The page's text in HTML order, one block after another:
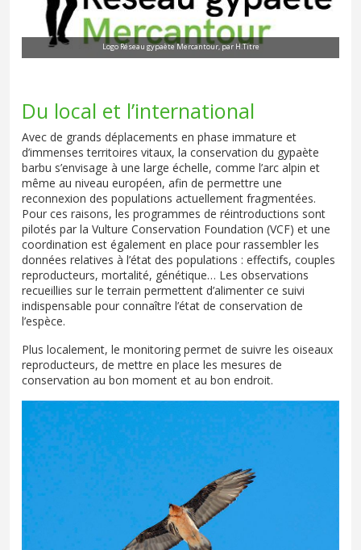
Logo Réseau gypaète Mercantour, par H.Titre
Du local et l’international
Avec de grands déplacements en phase immature et
d’immenses territoires vitaux, la conservation du gypaète
barbu s’envisage à une large échelle, comme l’arc alpin et
même au niveau européen, afin de permettre une
reconnexion des populations actuellement fragmentées.
Pour ces raisons, les programmes de réintroductions sont
pilotés par la Vulture Conservation Foundation (VCF) et une
coordination est également en place pour rassembler les
données relatives à l’état des populations : effectifs, couples
reproducteurs, mortalité, génétique… Les observations
recueillies sur le terrain permettent d’alimenter ce suivi
indispensable pour connaître l’état de conservation de
l’espèce.
Plus localement, le monitoring permet de suivre les oiseaux
reproducteurs, de mettre en place les mesures de
conservation au bon moment et au bon endroit.